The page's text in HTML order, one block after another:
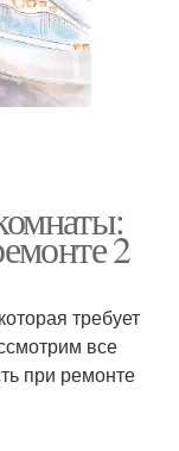
2
требует
все
при ремонте